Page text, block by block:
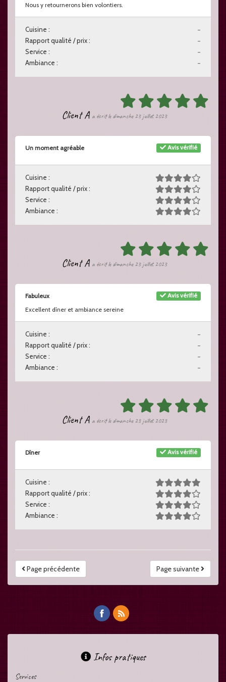
Nous y retournerons bien volontiers.
-
Cuisine :
-
Rapport qualité / prix :
-
Service :
-
Ambiance :
Client A a écrit le dimanche 23 juillet 2023
Avis vérifié
Un moment agréable
Cuisine :
Rapport qualité / prix :
Service :
Ambiance :
Client A a écrit le dimanche 23 juillet 2023
Avis vérifié
Fabuleux
Excellent dîner et ambiance sereine
-
Cuisine :
-
Rapport qualité / prix :
-
Service :
-
Ambiance :
Client A a écrit le dimanche 23 juillet 2023
Avis vérifié
Dîner
Cuisine :
Rapport qualité / prix :
Service :
Ambiance :
Page suivante
Page précédente
Infos pratiques
Services